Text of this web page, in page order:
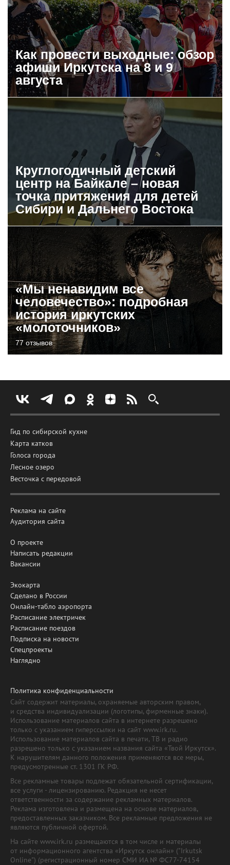
Как провести выходные: обзор
афиши Иркутска на 8 и 9
августа
Круглогодичный детский
центр на Байкале – новая
точка притяжения для детей
Сибири и Дальнего Востока
«Мы ненавидим все
человечество»: подробная
история иркутских
«молоточников»
77 отзывов
Гид по сибирской кухне
Карта катков
Голоса города
Лесное озеро
Весточка с передовой
Реклама на сайте
Аудитория сайта
О проекте
Написать редакции
Вакансии
Экокарта
Сделано в России
Онлайн-табло аэропорта
Расписание электричек
Расписание поездов
Подписка на новости
Спецпроекты
Наглядно
Политика конфиденциальности
Сайт содержит материалы, охраняемые авторским правом,
и средства индивидуализации (логотипы, фирменные знаки).
Использование материалов сайта в интернете разрешено
только с указанием гиперссылки на сайт www.irk.ru.
Использование материалов сайта в печати, ТВ и радио
разрешено только с указанием названия сайта «Твой Иркутск».
К нарушителям данного положения применяются все меры,
предусмотренные ст. 1301 ГК РФ.
Все рекламные товары подлежат обязательной сертификации,
все услуги - лицензированию. Редакция не несет
ответственности за содержание рекламных материалов.
Реклама изготовлена и размещена на основе материалов,
предоставленных заказчиком. Все рекламные предложения не
являются публичной офертой.
На сайте www.irk.ru размещаются в том числе и материалы
от информационного агентства «Иркутск онлайн» ("Irkutsk
Online") (регистрационный номер СМИ ИА № ФС77-74154